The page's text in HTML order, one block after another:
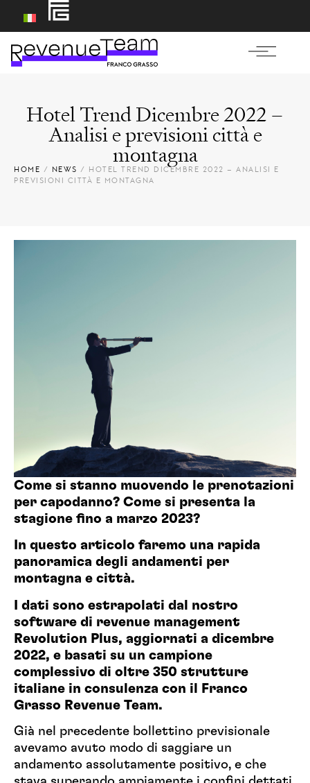
Hotel Trend Dicembre 2022 –
Analisi e previsioni città e
montagna
HOME / NEWS / HOTEL TREND DICEMBRE 2022 – ANALISI E
PREVISIONI CITTÀ E MONTAGNA
Come si stanno muovendo le prenotazioni
per capodanno? Come si presenta la
stagione fino a marzo 2023?
In questo articolo faremo una rapida
panoramica degli andamenti per
montagna e città.
I dati sono estrapolati dal nostro
software di revenue management
Revolution Plus, aggiornati a dicembre
2022, e basati su un campione
complessivo di oltre 350 strutture
italiane in consulenza con il Franco
Grasso Revenue Team.
Già nel precedente bollettino previsionale
avevamo avuto modo di saggiare un
andamento assolutamente positivo, e che